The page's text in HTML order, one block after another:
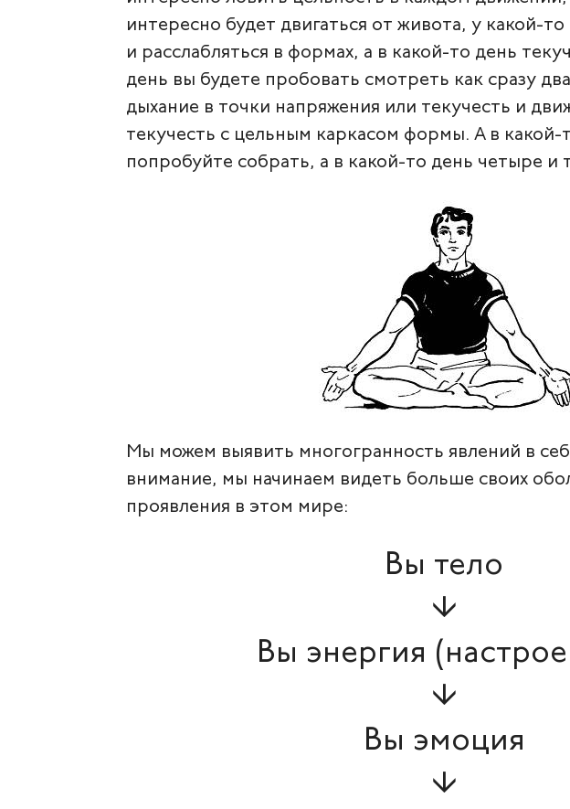
интересно будет двигаться от живота, у какой-
и расслабляться в формах, а в какой-то день
день вы будете пробовать смотреть как сразу
дыхание в точки напряжения или текучесть и
текучесть с цельным каркасом формы. А в какой-
попробуйте собрать, а в какой-то день четыре и
Мы можем выявить многогранность явлений в
внимание, мы начинаем видеть больше своих
проявления в этом мире:
Вы тело
↓
Вы энергия
↓
Вы эмоция
↓